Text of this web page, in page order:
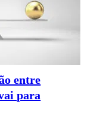
entre
para